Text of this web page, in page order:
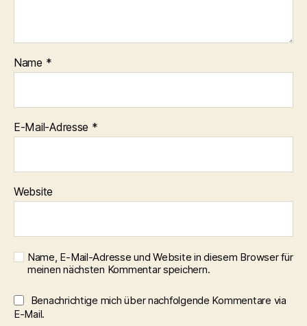
Name *
E-Mail-Adresse *
Website
Name, E-Mail-Adresse und Website in diesem Browser für
meinen nächsten Kommentar speichern.
Benachrichtige mich über nachfolgende Kommentare via
E-Mail.